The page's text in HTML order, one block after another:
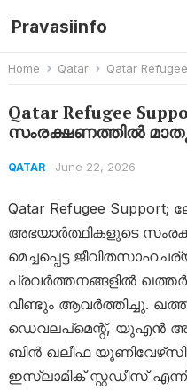
Pravasiinfo
Home Qatar Qatar Refugee
Qatar Refugee
സംരക്ഷണത്തിൽ
QATAR June 22, 2026
Qatar Refugee
അഭയാർത്ഥികളുടെ
മെച്ചപ്പെട്ട
പ്രവർത്തനങ്ങളിൽ
വീണ്ടും ആവർത്തിച്ചു.
ഡെവലപ്‌മെന്റ്, യുഎൻ
ബിൻ ഖലീഫ
ഇസ്‌ലാമിക് സ്റ്റഡീസ്